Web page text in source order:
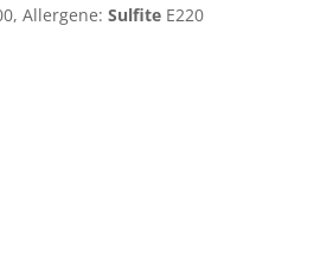
Allergene: SulfiteE220